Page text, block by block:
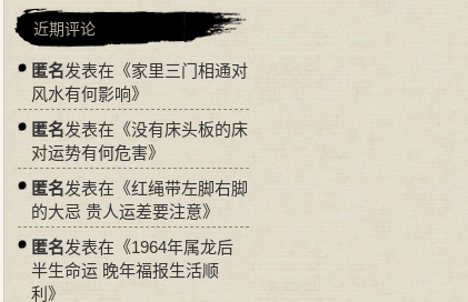
近期评论
匿名发表在《家里三门相通对
风水有何影响》
匿名发表在《没有床头板的床
对运势有何危害》
匿名发表在《红绳带左脚右脚
的大忌 贵人运差要注意》
匿名发表在《1964年属龙后
半生命运 晚年福报生活顺
利 》